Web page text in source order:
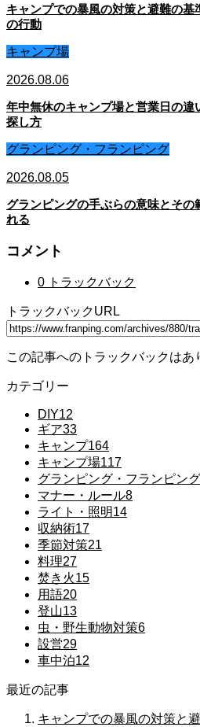
キャンプでの暴風の対策と避難の
の行動
キャンプ場
2026.08.06
年中無休のキャンプ場と営業日の違
探し方
グランピング・フランピング
2026.08.05
グランピングの手ぶらの意味とその
れる
コメント
0 トラックバック
トラックバックURL
この記事へのトラックバックはあ
カテゴリー
DIY12
ギア33
キャンプ164
キャンプ場117
グランピング・フランピング
マナー・ルール8
ライト・照明14
収納術17
季節対策21
料理27
焚き火15
用語20
登山13
虫・野生動物対策6
設営29
車中泊12
最近の記事
キャンプでの暴風の対策と